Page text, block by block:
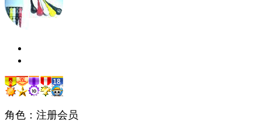
角色：注册会员